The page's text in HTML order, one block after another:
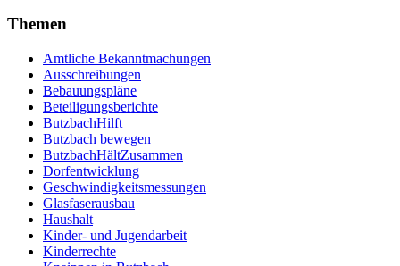
Themen
Amtliche Bekanntmachungen
Ausschreibungen
Bebauungspläne
Beteiligungsberichte
ButzbachHilft
Butzbach bewegen
ButzbachHältZusammen
Dorfentwicklung
Geschwindigkeitsmessungen
Glasfaserausbau
Haushalt
Kinder- und Jugendarbeit
Kinderrechte